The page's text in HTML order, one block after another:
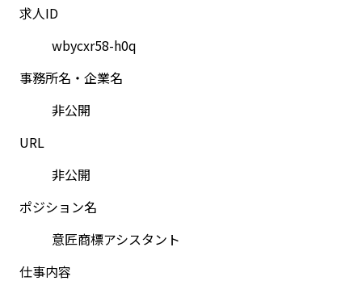
求人ID
wbycxr58-h0q
事務所名・企業名
非公開
URL
非公開
ポジション名
意匠商標アシスタント
仕事内容